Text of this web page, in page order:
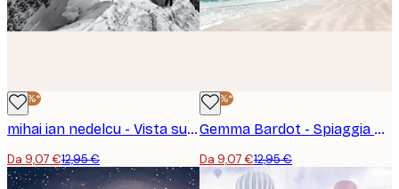
-30%*
mihai ian nedelcu - Vista sulla Cima Alpina Poster
Da 9,07 €12,95 €
-30%*
Gemma Bardot - Spiaggia Serena Pastello Poster
Da 9,07 €12,95 €